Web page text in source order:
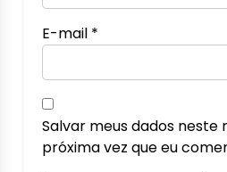
E-mail *
Salvar meus dados neste
próxima vez que eu